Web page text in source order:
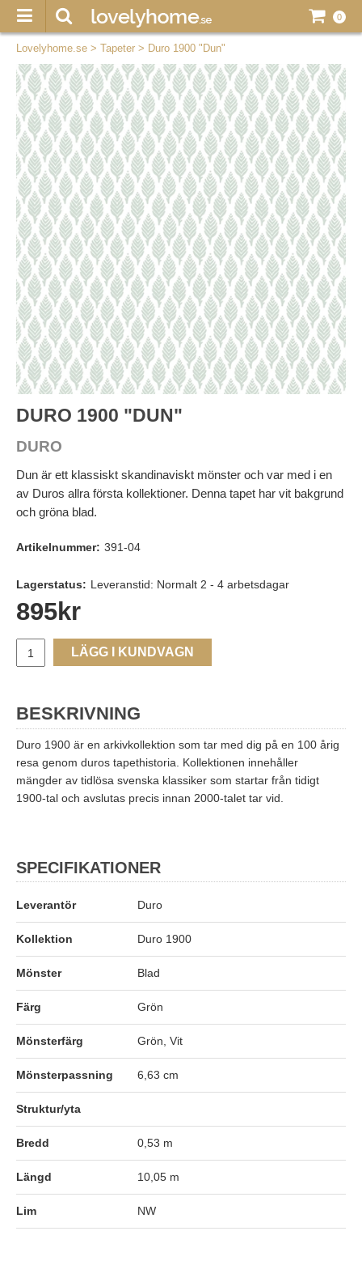
0
Lovelyhome.se > Tapeter > Duro 1900 "Dun"
DURO 1900 "DUN"
DURO
Dun är ett klassiskt skandinaviskt mönster och var med i en
av Duros allra första kollektioner. Denna tapet har vit bakgrund
och gröna blad.
Artikelnummer: 391-04
Lagerstatus: Leveranstid: Normalt 2 - 4 arbetsdagar
895kr
LÄGG I KUNDVAGN
BESKRIVNING
Duro 1900 är en arkivkollektion som tar med dig på en 100 årig
resa genom duros tapethistoria. Kollektionen innehåller
mängder av tidlösa svenska klassiker som startar från tidigt
1900-tal och avslutas precis innan 2000-talet tar vid.
SPECIFIKATIONER
Leverantör Duro
Kollektion Duro 1900
Mönster Blad
Färg Grön
Mönsterfärg Grön, Vit
Mönsterpassning 6,63 cm
Struktur/yta
Bredd 0,53 m
Längd 10,05 m
Lim NW